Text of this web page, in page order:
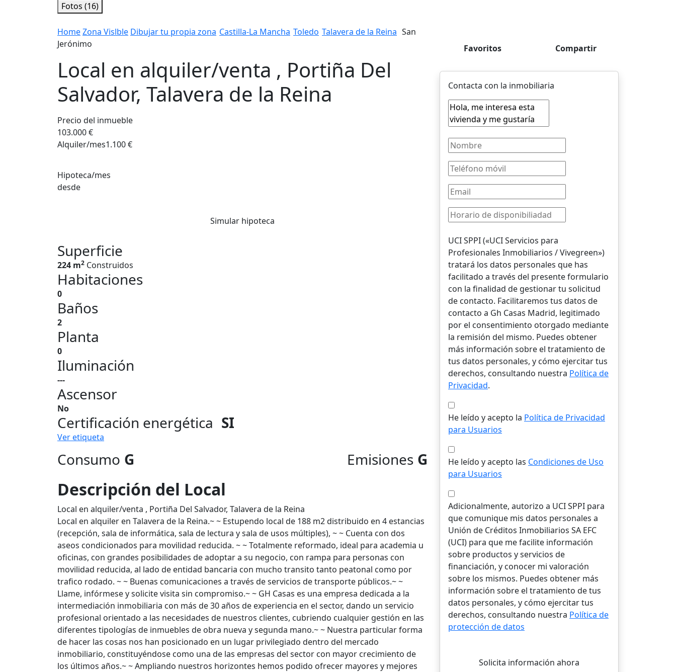
Fotos (16)
HomeZona Vislble Dibujar tu propia zona Castilla-La Mancha Toledo Talavera de la Reina San
Jerónimo
Local en alquiler/venta , Portiña Del
Salvador, Talavera de la Reina
Precio del inmueble
103.000 €
Alquiler/mes1.100 €
Hipoteca/mes
desde
Simular hipoteca
Superficie
224 m2 Construidos
Habitaciones
0
Baños
2
Planta
0
Iluminación
---
Ascensor
No
Certificación energética SI
Ver etiqueta
Consumo G Emisiones G
Descripción del Local
Local en alquiler/venta , Portiña Del Salvador, Talavera de la Reina
Local en alquiler en Talavera de la Reina.~ ~ Estupendo local de 188 m2 distribuido en 4 estancias
(recepción, sala de informática, sala de lectura y sala de usos múltiples), ~ ~ Cuenta con dos
aseos condicionados para movilidad reducida. ~ ~ Totalmente reformado, ideal para academia u
oficinas, con grandes posibilidades de adoptar a su negocio, con rampa para personas con
movilidad reducida, al lado de entidad bancaria con mucho transito tanto peatonal como por
trafico rodado. ~ ~ Buenas comunicaciones a través de servicios de transporte públicos.~ ~
Llame, infórmese y solicite visita sin compromiso.~ ~ GH Casas es una empresa dedicada a la
intermediación inmobiliaria con más de 30 años de experiencia en el sector, dando un servicio
profesional orientado a las necesidades de nuestros clientes, cubriendo cualquier gestión en las
diferentes tipologías de inmuebles de obra nueva y segunda mano.~ ~ Nuestra particular forma
de hacer las cosas nos han posicionado en un lugar privilegiado dentro del mercado
inmobiliario, constituyéndose como una de las empresas del sector con mayor crecimiento de
los últimos años.~ ~ Ampliando nuestros horizontes hemos podido ofrecer mayores y mejores
Favoritos Compartir
Contacta con la inmobiliaria
UCI SPPI («UCI Servicios para
Profesionales Inmobiliarios / Vivegreen»)
tratará los datos personales que has
facilitado a través del presente formulario
con la finalidad de gestionar tu solicitud
de contacto. Facilitaremos tus datos de
contacto a Gh Casas Madrid, legitimado
por el consentimiento otorgado mediante
la remisión del mismo. Puedes obtener
más información sobre el tratamiento de
tus datos personales, y cómo ejercitar tus
derechos, consultando nuestra Política de
Privacidad.
He leído y acepto la Política de Privacidad
para Usuarios
He leído y acepto las Condiciones de Uso
para Usuarios
Adicionalmente, autorizo a UCI SPPI para
que comunique mis datos personales a
Unión de Créditos Inmobiliarios SA EFC
(UCI) para que me facilite información
sobre productos y servicios de
financiación, y conocer mi valoración
sobre los mismos. Puedes obtener más
información sobre el tratamiento de tus
datos personales, y cómo ejercitar tus
derechos, consultando nuestra Política de
protección de datos
Solicita información ahora